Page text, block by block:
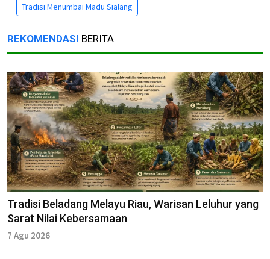
Tradisi Menumbai Madu Sialang
REKOMENDASI BERITA
Tradisi Beladang Melayu Riau, Warisan Leluhur yang
Sarat Nilai Kebersamaan
7 Agu 2026